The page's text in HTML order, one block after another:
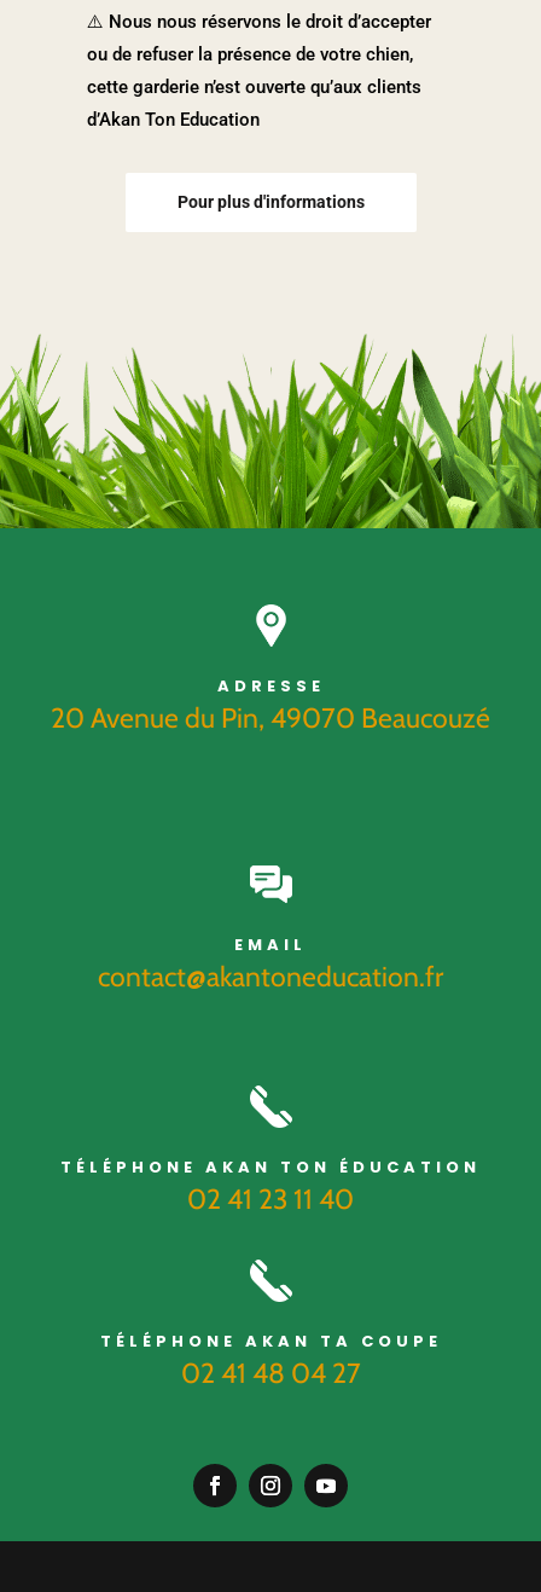
⚠️ Nous nous réservons le droit d’accepter
ou de refuser la présence de votre chien,
cette garderie n’est ouverte qu’aux clients
d’Akan Ton Education
Pour plus d'informations
ADRESSE
20 Avenue du Pin, 49070 Beaucouzé
EMAIL
contact@akantoneducation.fr
TÉLÉPHONE AKAN TON ÉDUCATION
02 41 23 11 40
TÉLÉPHONE AKAN TA COUPE
02 41 48 04 27